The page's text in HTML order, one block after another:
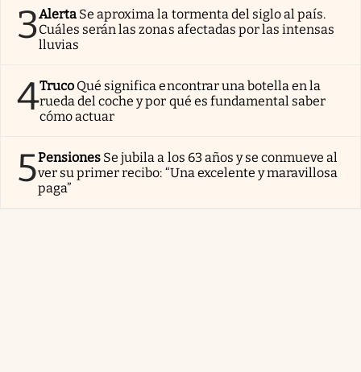
3Alerta Se aproxima la tormenta del siglo al país.
Cuáles serán las zonas afectadas por las intensas
lluvias
4Truco Qué significa encontrar una botella en la
rueda del coche y por qué es fundamental saber
cómo actuar
5Pensiones Se jubila a los 63 años y se conmueve al
ver su primer recibo: “Una excelente y maravillosa
paga”